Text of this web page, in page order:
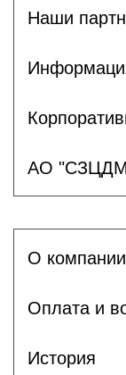
Наши
АО
О компании
Оплата и
История